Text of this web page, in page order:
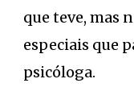
que teve, mas
especiais que
psicóloga.